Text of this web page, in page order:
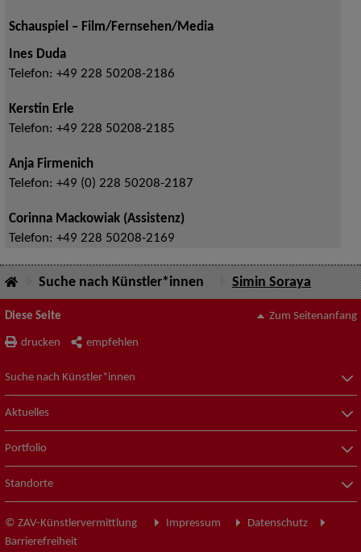
Schauspiel – Film/Fernsehen/Media
Ines Duda
Telefon: +49 228 50208-2186
Kerstin Erle
Telefon: +49 228 50208-2185
Anja Firmenich
Telefon: +49 (0) 228 50208-2187
Corinna Mackowiak (Assistenz)
Telefon: +49 228 50208-2169
Suche nach Künstler*innen Simin Soraya
Diese Seite
drucken empfehlen
Zum Seitenanfang
Suche nach Künstler*innen
Aktuelles
Portfolio
Standorte
© ZAV-Künstlervermittlung Impressum
Datenschutz
Barrierefreiheit